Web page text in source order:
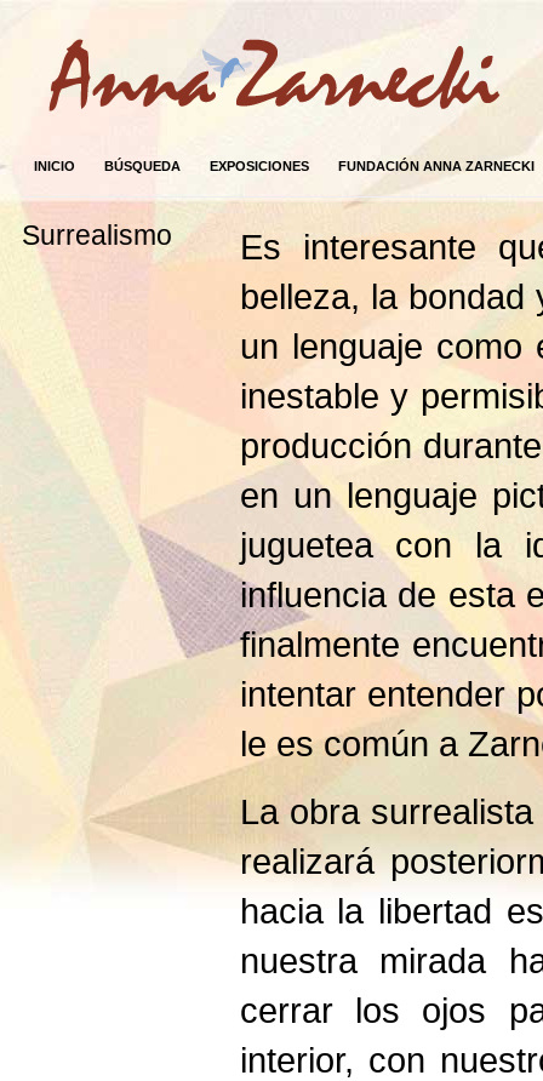
INICIO BÚSQUEDA EXPOSICIONES FUNDACIÓN ANNA ZARNECKI
Surrealismo
Es interesante
belleza, la bondad
un lenguaje como
inestable y
producción
en un lenguaje
juguetea con la
influencia de esta
finalmente
intentar entender
le es común a
La obra
realizará
hacia la libertad
nuestra mirada
cerrar los ojos
interior, con